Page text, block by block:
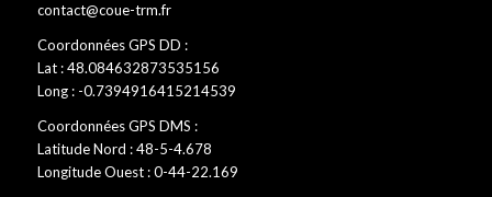
contact@coue-trm.fr
Coordonnées GPS DD :
Lat : 48.084632873535156
Long : -0.7394916415214539
Coordonnées GPS DMS :
Latitude Nord : 48-5-4.678
Longitude Ouest : 0-44-22.169